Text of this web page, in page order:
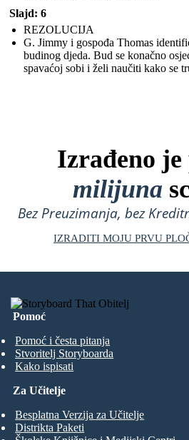
Slajd: 6
REZOLUCIJA
G. Jimmy i gospođa Thomas
budinog djeda. Bud se konačno
spavaćoj sobi i želi naučiti kako se
Izrađeno
milijuna
Bez Preuzimanja, bez
IZRADITI MOJU PRVU
Pomoć
Pomoć i česta pitanja
Stvoritelj Storyboarda
Kako ispisati
Za Učitelje
Besplatna Verzija za Učitelje
Distrikta Paketi